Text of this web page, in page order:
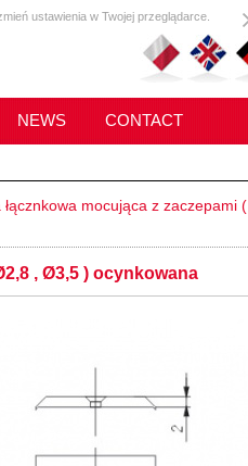
ustawienia w Twojej przeglądarce.
NEWS CONTACT
łącznkowa mocująca z zaczepami (
, Ø3,5 ) ocynkowana